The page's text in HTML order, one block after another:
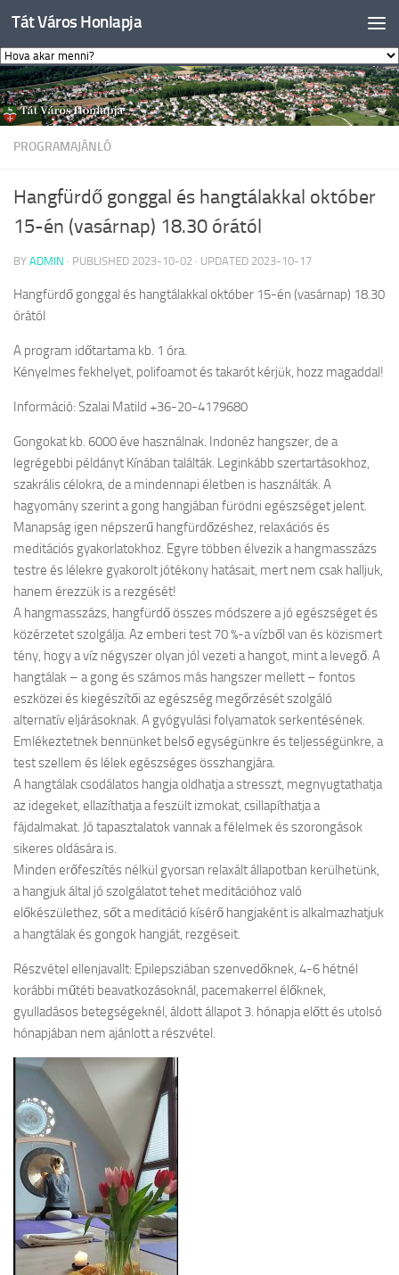
Skip to content
Tát Város Honlapja
PROGRAMAJÁNLÓ
Hangfürdő gonggal és hangtálakkal október
15-én (vasárnap) 18.30 órától
BY ADMIN · PUBLISHED 2023-10-02 · UPDATED 2023-10-17
Hangfürdő gonggal és hangtálakkal október 15-én (vasárnap) 18.30
órától
A program időtartama kb. 1 óra.
Kényelmes fekhelyet, polifoamot és takarót kérjük, hozz magaddal!
Információ: Szalai Matild +36-20-4179680
Gongokat kb. 6000 éve használnak. Indonéz hangszer, de a
legrégebbi példányt Kínában találták. Leginkább szertartásokhoz,
szakrális célokra, de a mindennapi életben is használták. A
hagyomány szerint a gong hangjában fürödni egészséget jelent.
Manapság igen népszerű hangfürdőzéshez, relaxációs és
meditációs gyakorlatokhoz. Egyre többen élvezik a hangmasszázs
testre és lélekre gyakorolt jótékony hatásait, mert nem csak halljuk,
hanem érezzük is a rezgését!
A hangmasszázs, hangfürdő összes módszere a jó egészséget és
közérzetet szolgálja. Az emberi test 70 %-a vízből van és közismert
tény, hogy a víz négyszer olyan jól vezeti a hangot, mint a levegő. A
hangtálak – a gong és számos más hangszer mellett – fontos
eszközei és kiegészítői az egészség megőrzését szolgáló
alternatív eljárásoknak. A gyógyulási folyamatok serkentésének.
Emlékeztetnek bennünket belső egységünkre és teljességünkre, a
test szellem és lélek egészséges összhangjára.
A hangtálak csodálatos hangja oldhatja a stresszt, megnyugtathatja
az idegeket, ellazíthatja a feszült izmokat, csillapíthatja a
fájdalmakat. Jó tapasztalatok vannak a félelmek és szorongások
sikeres oldására is.
Minden erőfeszítés nélkül gyorsan relaxált állapotban kerülhetünk,
a hangjuk által jó szolgálatot tehet meditációhoz való
előkészülethez, sőt a meditáció kísérő hangjaként is alkalmazhatjuk
a hangtálak és gongok hangját, rezgéseit.
Részvétel ellenjavallt: Epilepsziában szenvedőknek, 4-6 hétnél
korábbi műtéti beavatkozásoknál, pacemakerrel élőknek,
gyulladásos betegségeknél, áldott állapot 3. hónapja előtt és utolsó
hónapjában nem ajánlott a részvétel.